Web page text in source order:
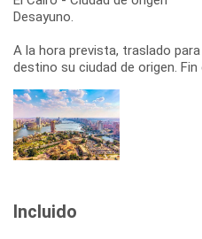
Desayuno.
A la hora prevista, traslado
destino su ciudad de origen. Fin
Incluido